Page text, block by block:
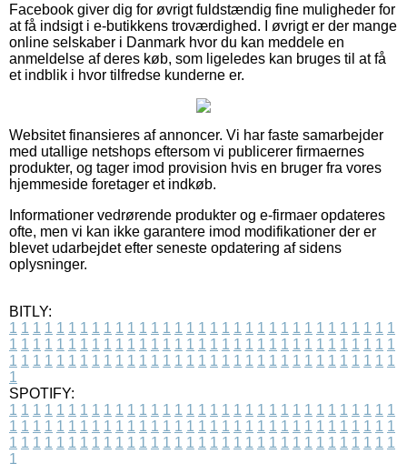
Facebook giver dig for øvrigt fuldstændig fine muligheder for
at få indsigt i e-butikkens troværdighed. I øvrigt er der mange
online selskaber i Danmark hvor du kan meddele en
anmeldelse af deres køb, som ligeledes kan bruges til at få
et indblik i hvor tilfredse kunderne er.
Websitet finansieres af annoncer. Vi har faste samarbejder
med utallige netshops eftersom vi publicerer firmaernes
produkter, og tager imod provision hvis en bruger fra vores
hjemmeside foretager et indkøb.
Informationer vedrørende produkter og e-firmaer opdateres
ofte, men vi kan ikke garantere imod modifikationer der er
blevet udarbejdet efter seneste opdatering af sidens
oplysninger.
BITLY:
1 1 1 1 1 1 1 1 1 1 1 1 1 1 1 1 1 1 1 1 1 1 1 1 1 1 1 1 1 1 1 1 1
1 1 1 1 1 1 1 1 1 1 1 1 1 1 1 1 1 1 1 1 1 1 1 1 1 1 1 1 1 1 1 1 1
1 1 1 1 1 1 1 1 1 1 1 1 1 1 1 1 1 1 1 1 1 1 1 1 1 1 1 1 1 1 1 1 1
1
SPOTIFY:
1 1 1 1 1 1 1 1 1 1 1 1 1 1 1 1 1 1 1 1 1 1 1 1 1 1 1 1 1 1 1 1 1
1 1 1 1 1 1 1 1 1 1 1 1 1 1 1 1 1 1 1 1 1 1 1 1 1 1 1 1 1 1 1 1 1
1 1 1 1 1 1 1 1 1 1 1 1 1 1 1 1 1 1 1 1 1 1 1 1 1 1 1 1 1 1 1 1 1
1